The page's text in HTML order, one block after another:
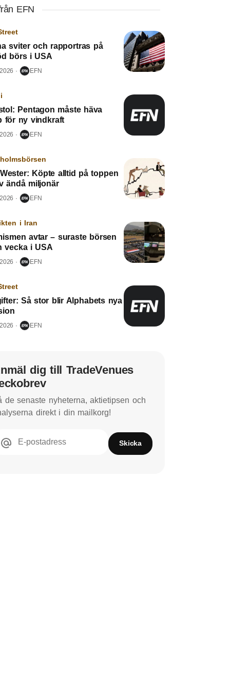
EFN
sviter och rapportras på
börs i USA
EFN
Pentagon måste häva
för ny vindkraft
EFN
Köpte alltid på toppen
ändå miljonär
EFN
i Iran
avtar – suraste börsen
vecka i USA
EFN
Så stor blir Alphabets nya
EFN
dig till TradeVenues
de senaste nyheterna, aktietipsen och
direkt i din mailkorg!
E-postadress Skicka